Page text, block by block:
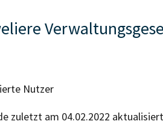
Nutzer
zuletzt am 04.02.2022